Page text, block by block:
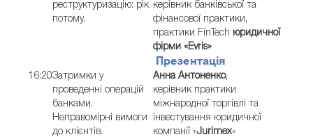
реструктуризацію: рік
потому.
керівник банківської та
фінансової практики,
практики FinTech юридичної
фірми «Evris»
Презентація
16:20Затримки у
проведенні операцій
банками.
Неправомірні вимоги
до клієнтів.
Анна Антоненко,
керівник практики
міжнародної торгівлі та
інвестування юридичної
компанії «Jurimex»